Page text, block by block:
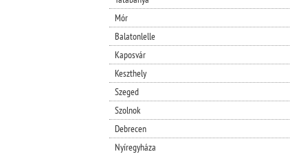
Mór
Balatonlelle
Kaposvár
Keszthely
Szeged
Szolnok
Debrecen
Nyíregyháza